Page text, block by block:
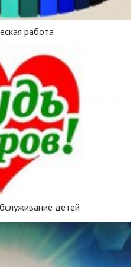
работа
детей